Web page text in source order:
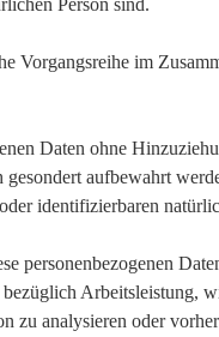
Person sind.
Vorgangsreihe im
Daten ohne
aufbewahrt
identifizierbaren
personenbezogenen
Arbeitsleistung,
zu analysieren oder